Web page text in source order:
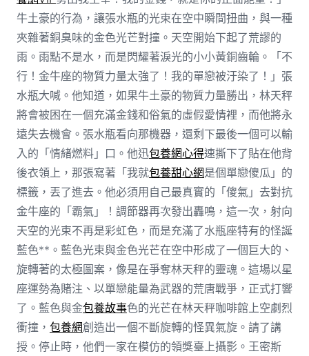
牛土豪的行為，讓張水瓶的光束在空中瞬間扭曲，與一種
夾雜著銅臭味的金色光芒對撞。天空開始下起了荒謬的
雨。雨點不是水，而是閃耀著淚光的小小黃銅齒輪。「不
行！金牛座的物質力量太強了！我的單戀被汙染了！」張
水瓶大喊。他知道，如果牛土豪的物質力量勝出，林天秤
將會被困在一個充滿金錢和俗氣的虛假愛情裡，而他將永
遠失去機會。張水瓶看向那機器，還剩下最後一個可以輸
入的「情緒燃料」口。他迅包養網心得速撕下了貼在他背
後衣領上，那張寫著「我就包養甜心網是個單戀傻瓜」的
標籤，丟了進去。他必須用自己最真實的「傻氣」去對抗
金牛座的「霸氣」！調節器再次發出轟鳴，這一次，射向
天空的光束不再是彩虹色，而是充滿了水瓶座特有的怪誕
藍色**。藍色光束與金色光芒在空中形成了一個巨大的、
旋轉著的太極圖案，像是在爭奪林天秤的靈魂。這場以星
座運勢為賭注、以單戀能量為武器的荒唐戰爭，正式打響
了。藍色與金包養故事色的光芒在林天秤咖啡館上空劇烈
衝撞， 包養網創造出一個不斷旋轉的怪異氣旋。請了講
授。停止時，他們一家在模仿的領獎臺上攝影。王密斯